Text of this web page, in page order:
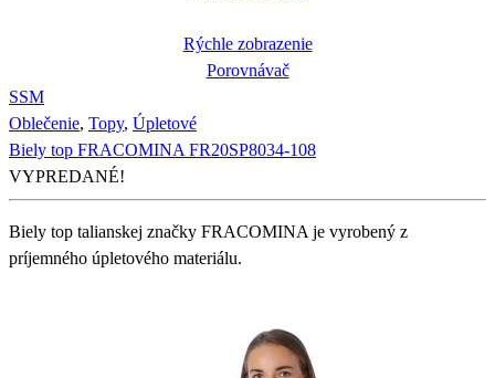
Rýchle zobrazenie
Porovnávač
SSM
Oblečenie, Topy, Úpletové
Biely top FRACOMINA FR20SP8034-108
VYPREDANÉ!
Biely top talianskej značky FRACOMINA je vyrobený z
príjemného úpletového materiálu.